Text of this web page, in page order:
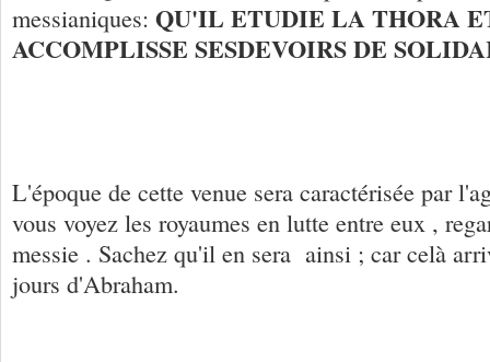
messianiques: QU'IL ETUDIE LA THORA
ACCOMPLISSE SESDEVOIRS DE
L'époque de cette venue sera caractérisée par
vous voyez les royaumes en lutte entre eux ,
messie . Sachez qu'il en sera ainsi ; car celà
jours d'Abraham.